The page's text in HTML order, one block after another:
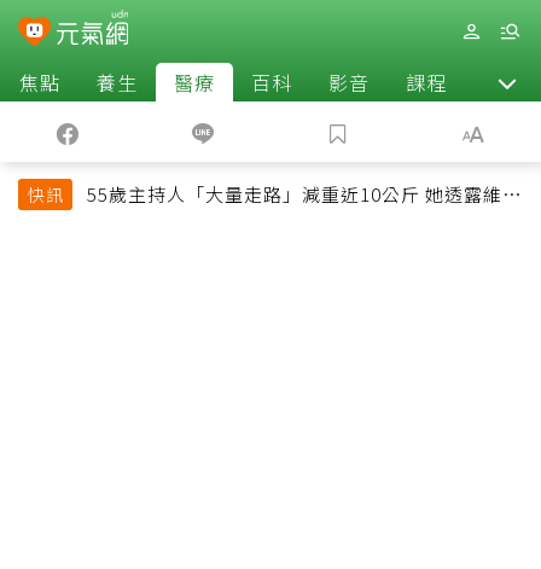
焦點 養生 醫療 百科 影音 課程 退休
快訊
55歲主持人「大量走路」減重近10公斤 她透露維持